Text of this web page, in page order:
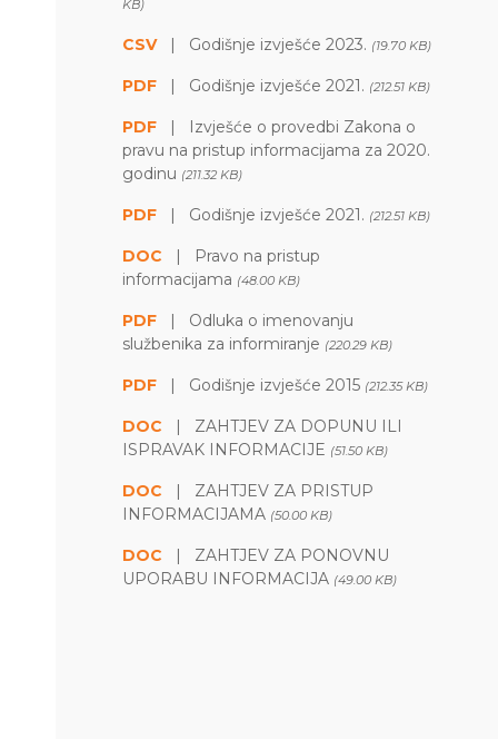
KB)
CSV| Godišnje izvješće 2023. (19.70 KB)
PDF | Godišnje izvješće 2021. (212.51 KB)
PDF |
Izvješće o provedbi Zakona o
pravu na pristup informacijama za 2020.
godinu (211.32 KB)
PDF | Godišnje izvješće 2021. (212.51 KB)
DOC |
Pravo na pristup
informacijama (48.00 KB)
PDF | Odluka o imenovanju
službenika za informiranje (220.29 KB)
PDF | Godišnje izvješće 2015 (212.35 KB)
DOC | ZAHTJEV ZA DOPUNU ILI
ISPRAVAK INFORMACIJE (51.50 KB)
DOC | ZAHTJEV ZA PRISTUP
INFORMACIJAMA (50.00 KB)
DOC | ZAHTJEV ZA PONOVNU
UPORABU INFORMACIJA (49.00 KB)